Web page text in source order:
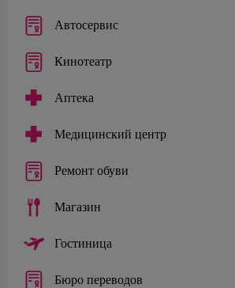
Автосервис
Кинотеатр
Аптека
Медицинский центр
Ремонт обуви
Магазин
Гостиница
Бюро переводов